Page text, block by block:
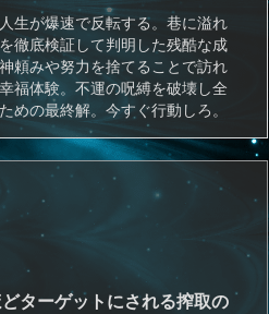
生が爆速で反転する。巷に溢れ
徹底検証して判明した残酷な成
頼みや努力を捨てることで訪れ
福体験。不運の呪縛を破壊し全
めの最終解。今すぐ行動しろ。
ターゲットにされる搾取の